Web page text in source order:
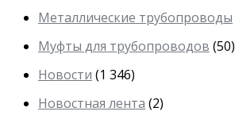
Металлические трубопроводы
Муфты для трубопроводов (50)
Новости (1 346)
Новостная лента (2)